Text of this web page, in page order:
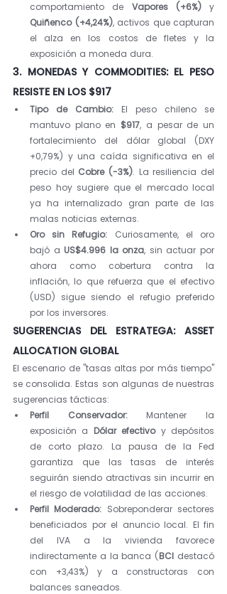
comportamiento de Vapores (+6%)
Quiñenco (+4,24%), activos que capturan
el alza en los costos de fletes y la
exposición a moneda dura.
3. MONEDAS Y COMMODITIES: EL PESO
RESISTE EN LOS $917
Tipo de Cambio: El peso chileno se
mantuvo plano en $917, a pesar de un
fortalecimiento del dólar global (DXY
+0,79%) y una caída significativa en el
precio del Cobre (-3%). La resiliencia del
peso hoy sugiere que el mercado local
ya ha internalizado gran parte de las
malas noticias externas.
Oro sin Refugio: Curiosamente, el oro
bajó a US$4.996 la onza, sin actuar por
ahora como cobertura contra la
inflación, lo que refuerza que el efectivo
(USD) sigue siendo el refugio preferido
por los inversores.
SUGERENCIAS DEL ESTRATEGA: ASSET
ALLOCATION GLOBAL
El escenario de "tasas altas por más tiempo"
se consolida. Estas son algunas de nuestras
sugerencias tácticas:
Perfil Conservador: Mantener la
exposición a Dólar efectivo y depósitos
de corto plazo. La pausa de la Fed
garantiza que las tasas de interés
seguirán siendo atractivas sin incurrir en
el riesgo de volatilidad de las acciones.
Perfil Moderado: Sobreponderar sectores
beneficiados por el anuncio local. El fin
del IVA a la vivienda favorece
indirectamente a la banca (BCI destacó
con +3,43%) y a constructoras con
balances saneados.